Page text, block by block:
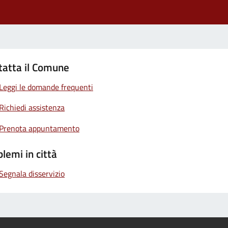
il Comune
Leggi le domande frequenti
Richiedi assistenza
Prenota appuntamento
in città
disservizio